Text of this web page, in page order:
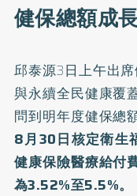
健保總額成
邱泰源3日上午出
與永續全民健康覆
問到明年度健保總
8月30日核定衛生
健康保險醫療給付
為3.52%至5.5%。